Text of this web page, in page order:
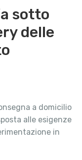
sotto
delle
a domicilio
alle esigenze
in